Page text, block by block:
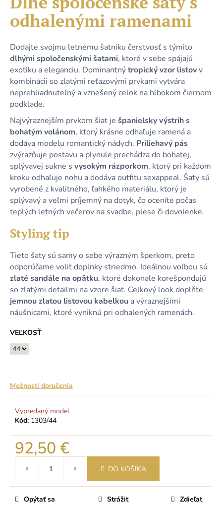
z
hviezdičiek.
odhalenými ramenami
Dodajte svojmu letnému šatníku čerstvosť s týmito
dlhými spoločenskými šatami, ktoré v sebe spájajú
exotiku a eleganciu. Dominantnýtropický vzor listovv
kombinácii so zlatými reťazovými prvkami vytvára
neprehliadnuteľný a vznešený celok na hlbokom čiernom
podklade.
Najvýraznejším prvkom šiat je španielsky výstrih s
bohatým volánom, ktorý krásne odhaľuje ramená a
dodáva modelu romantický nádych. Priliehavý pás
zvýrazňuje postavu a plynule prechádza do bohatej,
splývavej sukne s vysokým rázporkom, ktorý pri každom
kroku odhaľuje nohu a dodáva outfitu sexappeal. Šaty sú
vyrobené z kvalitného, ľahkého materiálu, ktorý je
splývavý a veľmi príjemný na dotyk, čo oceníte počas
teplých letných večerov na svadbe, plese či dovolenke.
Styling tip
Tieto šaty sú samy o sebe výrazným šperkom, preto
odporúčame voliť doplnky striedmo. Ideálnou voľbou sú
zlaté sandále na opätku, ktoré dokonale korešpondujú
so zlatými detailmi na vzore šiat. Celkový look doplňte
jemnou zlatou listovou kabelkou a výraznejšími
náušnicami, ktoré vyniknú pri odhalených ramenách.
VEĽKOSŤ
Možnosti doručenia
Vypredaný model
Kód: 1303/44
92,50 €
cena:
DO KOŠÍKA
Opýtať sa Strážiť Zdieľať
a
m
DLHÉ
ČIERNE
TRBLIETAVÉ
TYLOVÉ
ŠATY
S
DEKOLTOM
A
VIAZANÍM
64,90
€